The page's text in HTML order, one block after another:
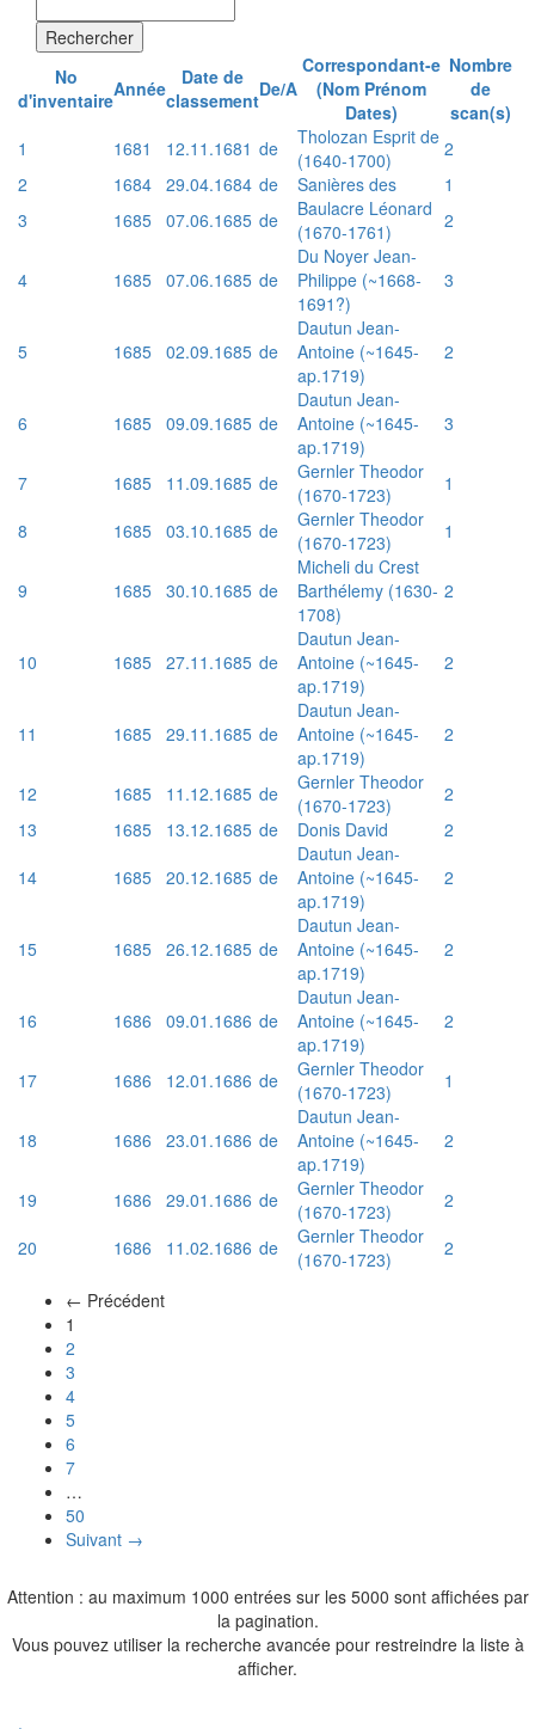
Rechercher
No
d'inventaireAnnée
Date de
classementDe/A
Correspondant-e
(Nom Prénom
Dates)
Nombre
de
scan(s)
1
1681 12.11.1681 de
Tholozan Esprit de
(1640-1700)
2
2
1684 29.04.1684 de Sanières des
1
3
1685 07.06.1685 de
Baulacre Léonard
(1670-1761)
2
4 1685 07.06.1685 de
Du Noyer Jean-
Philippe (~1668-
1691?)
3
5 1685 02.09.1685 de
Dautun Jean-
Antoine (~1645-
ap.1719)
2
6 1685 09.09.1685 de
Dautun Jean-
Antoine (~1645-
ap.1719)
3
7 1685 11.09.1685 de
Gernler Theodor
(1670-1723)
1
8
1685 03.10.1685 de
Gernler Theodor
(1670-1723)
1
9 1685 30.10.1685 de
Micheli du Crest
Barthélemy (1630-
1708)
2
10 1685 27.11.1685 de
Dautun Jean-
Antoine (~1645-
ap.1719)
2
11 1685 29.11.1685 de
Dautun Jean-
Antoine (~1645-
ap.1719)
2
12 1685 11.12.1685 de
Gernler Theodor
(1670-1723)
2
13
1685 13.12.1685 de Donis David
2
14
1685 20.12.1685 de
Dautun Jean-
Antoine (~1645-
ap.1719)
2
15 1685 26.12.1685 de
Dautun Jean-
Antoine (~1645-
ap.1719)
2
16 1686 09.01.1686 de
Dautun Jean-
Antoine (~1645-
ap.1719)
2
17 1686 12.01.1686 de
Gernler Theodor
(1670-1723)
1
18 1686 23.01.1686 de
Dautun Jean-
Antoine (~1645-
ap.1719)
2
19 1686 29.01.1686 de
Gernler Theodor
(1670-1723)
2
20
1686 11.02.1686 de
Gernler Theodor
(1670-1723)
2
← Précédent
1
2
3
4
5
6
7
…
50
Suivant →
Attention : au maximum 1000 entrées sur les 5000 sont affichées par
la pagination.
Vous pouvez utiliser la recherche avancée pour restreindre la liste à
afficher.